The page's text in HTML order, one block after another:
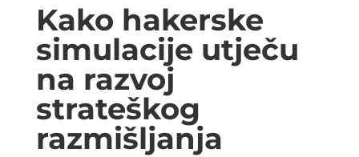
Kako hakerske
simulacije utječu
na razvoj
strateškog
razmišljanja